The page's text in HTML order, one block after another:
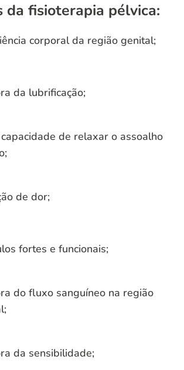
da fisioterapia pélvica:
corporal da região genital;
da lubrificação;
de relaxar o assoalho
de dor;
fortes e funcionais;
do fluxo sanguíneo na região
da sensibilidade;